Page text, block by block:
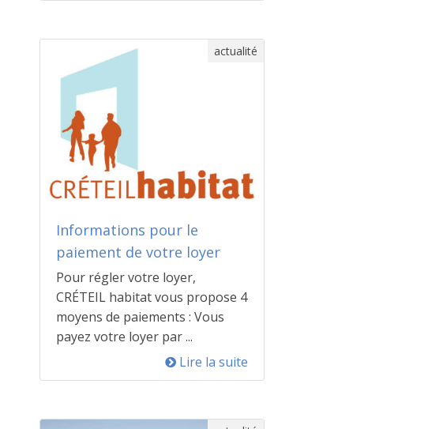
actualité
Informations pour le
paiement de votre loyer
Pour régler votre loyer,
CRÉTEIL habitat vous propose 4
moyens de paiements : Vous
payez votre loyer par ...
Lire la suite